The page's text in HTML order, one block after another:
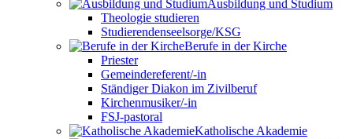
Ausbildung und Studium
Theologie studieren
Studierendenseelsorge/KSG
Berufe in der Kirche
Priester
Gemeindereferent/-in
Ständiger Diakon im Zivilberuf
Kirchenmusiker/-in
FSJ-pastoral
Katholische Akademie